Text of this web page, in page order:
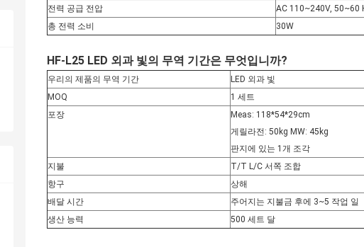
전력 공급 전압
AC 110~240V, 50~60
총 전력 소비
30W
HF-L25 LED 외과 빛의 무역 기간은 무엇입니까?
우리의 제품의 무역 기간
LED 외과 빛
MOQ
1 세트
포장
Meas: 118*54*29cm
게릴라전: 50kg MW: 45kg
판지에 있는 1개 조각
지불
T/T L/C 서쪽 조합
항구
상해
배달 시간
주어지는 지불금 후에 3~5 작업 일
생산 능력
500 세트 달